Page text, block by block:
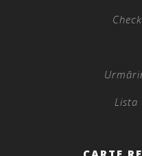
Lista